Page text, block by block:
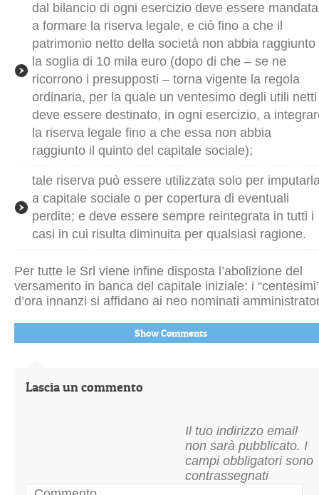
dal bilancio di ogni esercizio deve essere mandata
a formare la riserva legale, e ciò fino a che il
patrimonio netto della società non abbia raggiunto
la soglia di 10 mila euro (dopo di che – se ne
ricorrono i presupposti – torna vigente la regola
ordinaria, per la quale un ventesimo degli utili netti
deve essere destinato, in ogni esercizio, a
la riserva legale fino a che essa non abbia
raggiunto il quinto del capitale sociale);
tale riserva può essere utilizzata solo per
a capitale sociale o per copertura di eventuali
perdite; e deve essere sempre reintegrata in tutti i
casi in cui risulta diminuita per qualsiasi ragione.
Per tutte le Srl viene infine disposta l’abolizione del
versamento in banca del capitale iniziale: i
d’ora innanzi si affidano ai neo nominati
Show Comments
Lascia un commento
Il tuo indirizzo email
non sarà pubblicato. I
campi obbligatori sono
contrassegnati